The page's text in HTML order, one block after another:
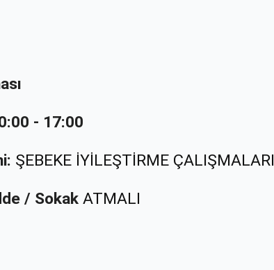
- 17:00
ŞEBEKE İYİLEŞTİRME ÇALIŞMALARI
/ Sokak ATMALI